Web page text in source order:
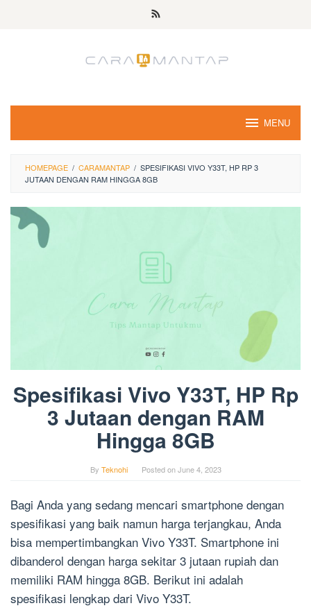
MENU
HOMEPAGE / CARAMANTAP / SPESIFIKASI VIVO Y33T, HP RP 3
JUTAAN DENGAN RAM HINGGA 8GB
Spesifikasi Vivo Y33T, HP Rp
3 Jutaan dengan RAM
Hingga 8GB
By Teknohi Posted onJune 4, 2023
Bagi Anda yang sedang mencari smartphone dengan
spesifikasi yang baik namun harga terjangkau, Anda
bisa mempertimbangkan Vivo Y33T. Smartphone ini
dibanderol dengan harga sekitar 3 jutaan rupiah dan
memiliki RAM hingga 8GB. Berikut ini adalah
spesifikasi lengkap dari Vivo Y33T.